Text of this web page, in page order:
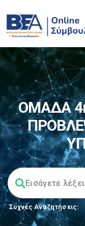
ΟΜΑΔΑ
Συχνές Αναζητήσεις: